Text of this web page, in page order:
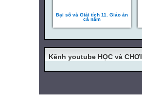
Đại số và Giải tích 11. Giáo án
cả năm
Kênh youtube HỌC và CHƠI